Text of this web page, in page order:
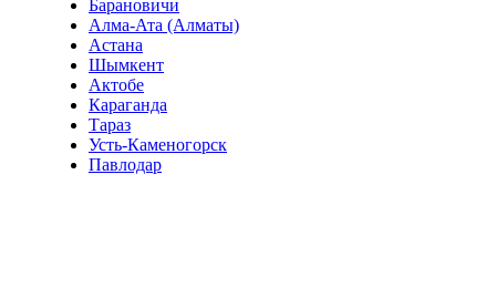
Барановичи
Алма-Ата (Алматы)
Астана
Шымкент
Актобе
Караганда
Тараз
Усть-Каменогорск
Павлодар